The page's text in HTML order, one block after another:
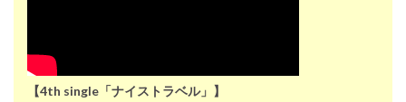
【4th single「ナイストラベル」】